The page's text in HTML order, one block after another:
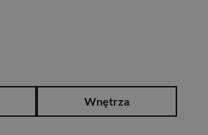
Wnętrza